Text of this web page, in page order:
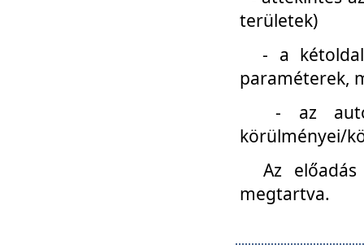
területek)
- a kétoldali
paraméterek,
- az
körülményei/
Az
megtartva.